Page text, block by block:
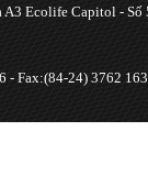
A3 Ecolife Capitol -
- Fax:(84-24) 3762